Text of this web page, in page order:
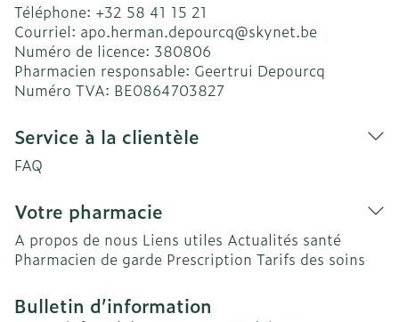
Téléphone: +32 58 41 15 21
Courriel: apo.herman.depourcq@skynet.be
Numéro de licence: 380806
Pharmacien responsable: Geertrui Depourcq
Numéro TVA: BE0864703827
Service à la clientèle
FAQ
Votre pharmacie
A propos de nous Liens utiles Actualités santé
Pharmacien de garde Prescription Tarifs des soins
Bulletin d’information